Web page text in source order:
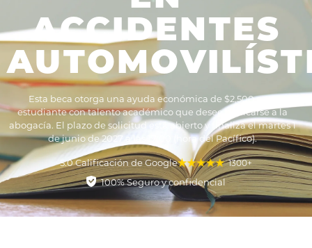
ACCIDENTES
Esta beca otorga una ayuda económica de $2,500 a un
estudiante con talento académico que desee dedicarse a la
abogacía. El plazo de solicitud está abierto y finaliza el martes 1
de junio de 2027 a las 17:00 (hora del Pacífico).
100% Seguro y confidencial
1300+
5.0 Calificación de Google